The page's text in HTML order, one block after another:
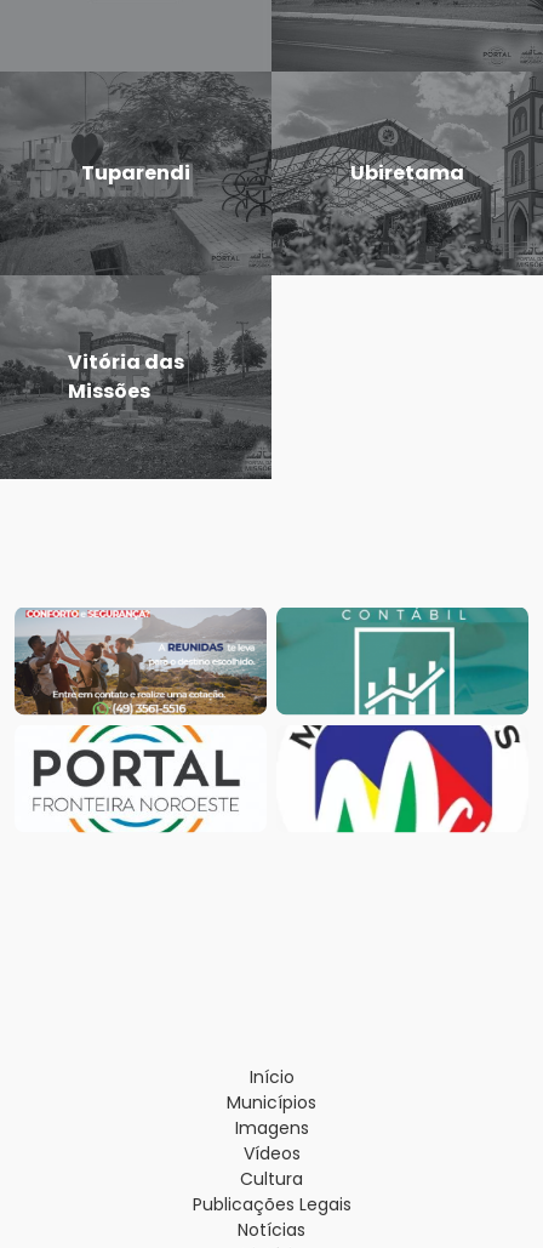
Tuparendi Ubiretama
Vitória das
Missões
Início
Municípios
Imagens
Vídeos
Cultura
Publicações Legais
Notícias